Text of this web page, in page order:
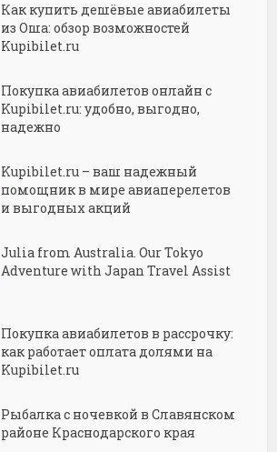
Как купить дешёвые авиабилеты
из Оша: обзор возможностей
Kupibilet.ru
Покупка авиабилетов онлайн с
Kupibilet.ru: удобно, выгодно,
надежно
Kupibilet.ru – ваш надежный
помощник в мире авиаперелетов
и выгодных акций
Julia from Australia. Our Tokyo
Adventure with Japan Travel Assist
Покупка авиабилетов в рассрочку:
как работает оплата долями на
Kupibilet.ru
Рыбалка с ночевкой в Славянском
районе Краснодарского края